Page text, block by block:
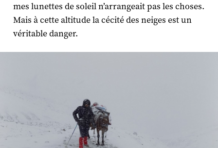
mes lunettes de soleil n’arrangeait pas les choses.
Mais à cette altitude la cécité des neiges est un
véritable danger.